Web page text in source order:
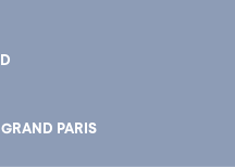
PARIS
Mon compte